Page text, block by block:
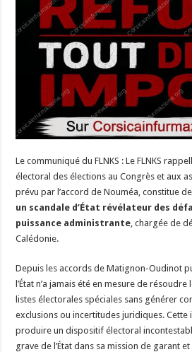
Le communiqué du FLNKS : Le FLNKS
électoral des élections au Congrès et aux
prévu par l’accord de Nouméa, constitue
un scandale d’État révélateur des
puissance administrante , chargée de
Calédonie.
Depuis les accords de Matignon-Oudinot
l’État n’a jamais été en mesure de
listes électorales spéciales sans générer
exclusions ou incertitudes juridiques. Cette
produire un dispositif électoral
grave de l’État dans sa mission de garant